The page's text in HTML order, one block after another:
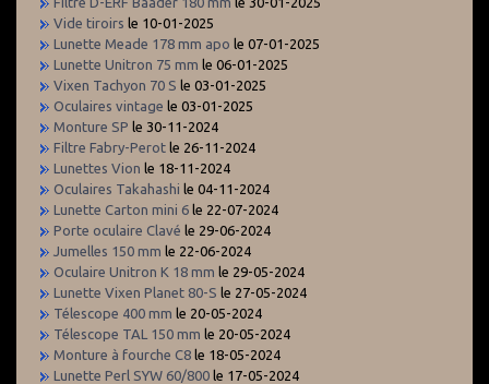
Vide tiroirs le 10-01-2025
Lunette Meade 178 mm apo le 07-01-2025
Lunette Unitron 75 mm le 06-01-2025
Vixen Tachyon 70 S le 03-01-2025
Oculaires vintage le 03-01-2025
Monture SP le 30-11-2024
Filtre Fabry-Perot le 26-11-2024
Lunettes Vion le 18-11-2024
Oculaires Takahashi le 04-11-2024
Lunette Carton mini 6 le 22-07-2024
Porte oculaire Clavé le 29-06-2024
Jumelles 150 mm le 22-06-2024
Oculaire Unitron K 18 mm le 29-05-2024
Lunette Vixen Planet 80-S le 27-05-2024
Télescope 400 mm le 20-05-2024
Télescope TAL 150 mm le 20-05-2024
Monture à fourche C8 le 18-05-2024
Lunette Perl SYW 60/800 le 17-05-2024